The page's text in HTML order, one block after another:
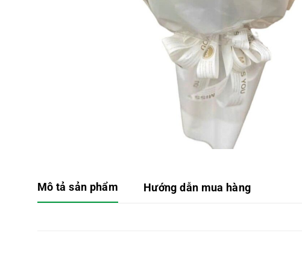
Mô tả sản phẩm Hướng dẫn mua hàng